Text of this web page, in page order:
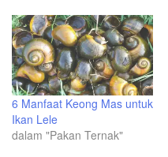
6 Manfaat Keong Mas untuk
Ikan Lele
dalam "Pakan Ternak"